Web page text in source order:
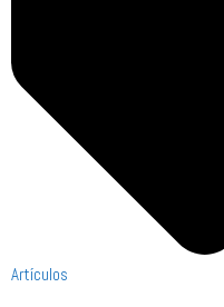
Artículos